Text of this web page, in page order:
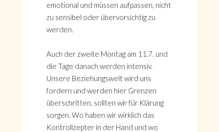
emotional und müssen aufpassen, nicht
zu sensibel oder übervorsichtig zu
werden.
Auch der zweite Montag am 11.7. und
die Tage danach werden intensiv.
Unsere Beziehungswelt wird uns
fordern und werden hier Grenzen
überschritten, sollten wir für Klärung
sorgen. Wo haben wir wirklich das
Kontrollzepter in der Hand und wo